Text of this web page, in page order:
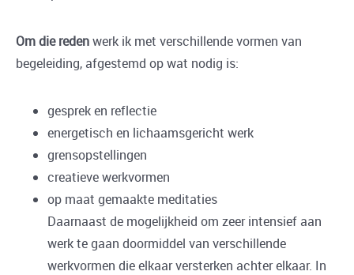
Om die redenwerk ik met verschillende vormen van
begeleiding, afgestemd op wat nodig is:
gesprek en reflectie
energetisch en lichaamsgericht werk
grensopstellingen
creatieve werkvormen
op maat gemaakte meditaties
Daarnaast de mogelijkheid om zeer intensief aan
werk te gaan doormiddel van verschillende
werkvormen die elkaar versterken achter elkaar. In